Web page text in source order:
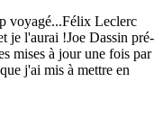
voyagé...Félix Leclerc
je l'aurai !Joe Dassin pré-
mises à jour une fois par
j'ai mis à mettre en